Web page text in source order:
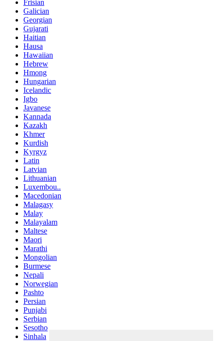
Frisian
Galician
Georgian
Gujarati
Haitian
Hausa
Hawaiian
Hebrew
Hmong
Hungarian
Icelandic
Igbo
Javanese
Kannada
Kazakh
Khmer
Kurdish
Kyrgyz
Latin
Latvian
Lithuanian
Luxembou..
Macedonian
Malagasy
Malay
Malayalam
Maltese
Maori
Marathi
Mongolian
Burmese
Nepali
Norwegian
Pashto
Persian
Punjabi
Serbian
Sesotho
Sinhala